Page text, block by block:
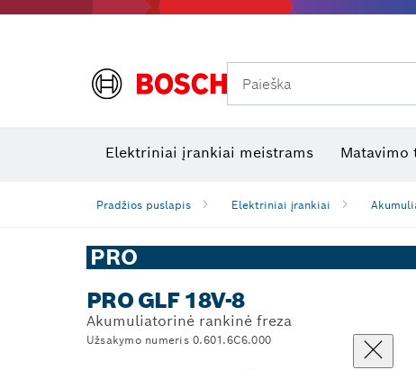
Paieška
Elektriniai įrankiai meistrams Matavimo
Pradžios puslapis Elektriniai įrankiai
PRO
PRO GLF 18V-8
Akumuliatorinė rankinė freza
Užsakymo numeris 0.601.6C6.000